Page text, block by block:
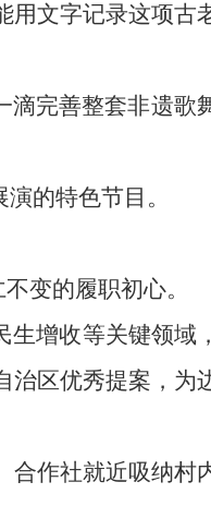
用文字记录这项古
滴完善整套非遗歌
的特色节目。
变的履职初心。
生增收等关键领域
治区优秀提案，为
合作社就近吸纳村